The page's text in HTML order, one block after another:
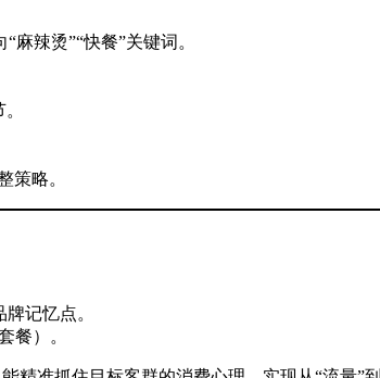
麻辣烫”“快餐”关键词。
策略。
记忆点。
餐）。